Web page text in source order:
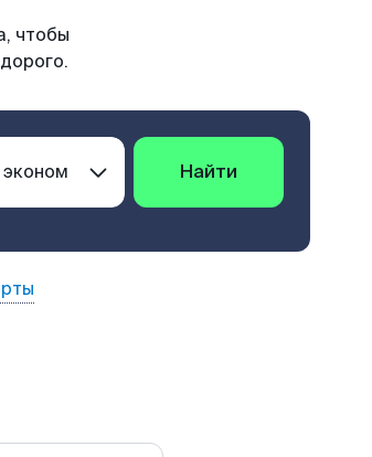
чтобы
Найти